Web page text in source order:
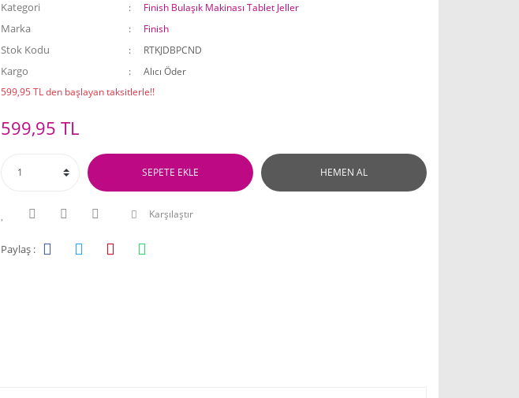
Kategori Finish Bulaşık Makinası Tablet Jeller
Marka Finish
Stok Kodu RTKJDBPCND
Kargo
Alıcı Öder
599,95 TL den başlayan taksitlerle!!
599,95 TL
SEPETE EKLE HEMEN AL
Karşılaştır
Paylaş :